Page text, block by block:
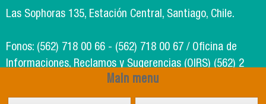
Main menu
Las Sophoras 135, Estación Central, Santiago, Chile.
Fonos: (562) 718 00 66 - (562) 718 00 67 / Oficina de
Informaciones, Reclamos y Sugerencias (OIRS) (562) 2